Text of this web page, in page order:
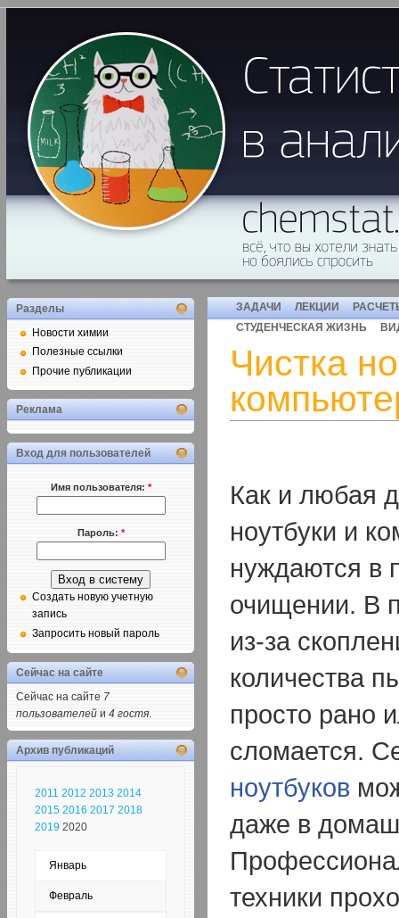
ЗАДАЧИ ЛЕКЦИИ
СТУДЕНЧЕСКАЯ ЖИЗНЬ
Чистка
Как и любая
ноутбуки и
нуждаются в
очищении. В
из-за
количества
просто рано
сломается.
ноутбуков
даже в
техники
Разделы
Новости химии
Полезные ссылки
Прочие публикации
Реклама
Вход для пользователей
Имя пользователя: *
Пароль: *
Создать новую учетную
запись
Запросить новый пароль
Сейчас на сайте
Сейчас на сайте 7
пользователей и 4 гостя.
Архив публикаций
2011 2012 2013 2014
2015 2016 2017 2018
2019 2020
Январь
Февраль